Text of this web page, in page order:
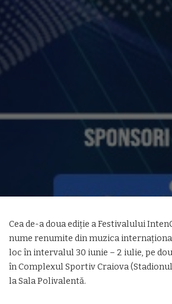
Cea de-a doua ediție a Festivalului
nume renumite din muzica
loc în intervalul 30 iunie – 2 iulie, pe
în Complexul Sportiv Craiova
la Sala Polivalentă.